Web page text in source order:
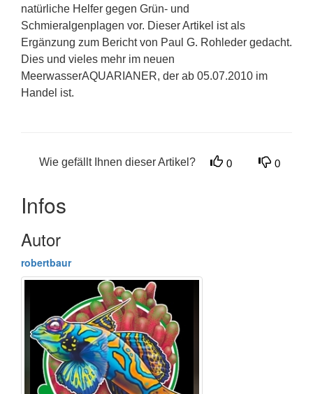
natürliche Helfer gegen Grün- und
Schmieralgenplagen vor. Dieser Artikel ist als
Ergänzung zum Bericht von Paul G. Rohleder gedacht.
Dies und vieles mehr im neuen
MeerwasserAQUARIANER, der ab 05.07.2010 im
Handel ist.
Wie gefällt Ihnen dieser Artikel? 0 0
Infos
Autor
robertbaur